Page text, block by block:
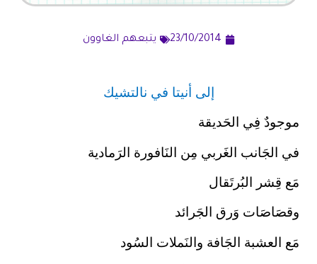
23/10/2014 يتبعهم الغاوون
إلى أنيتا في نالتشيك
موجودٌ فِي الحَديقة
في الجَانب الغَربي مِن النَافورة الرَمادية
مَع قِشر البُرتَقال
وقصَاصَات وَرق الجَرائد
مَع العشبة الجَافة والنَملات السُود